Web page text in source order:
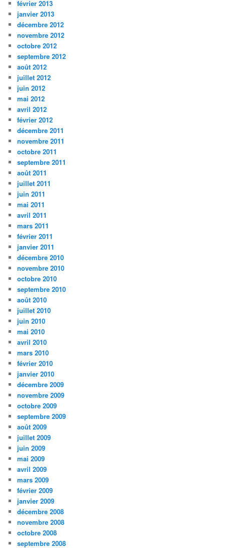
février 2013
janvier 2013
décembre 2012
novembre 2012
octobre 2012
septembre 2012
août 2012
juillet 2012
juin 2012
mai 2012
avril 2012
février 2012
décembre 2011
novembre 2011
octobre 2011
septembre 2011
août 2011
juillet 2011
juin 2011
mai 2011
avril 2011
mars 2011
février 2011
janvier 2011
décembre 2010
novembre 2010
octobre 2010
septembre 2010
août 2010
juillet 2010
juin 2010
mai 2010
avril 2010
mars 2010
février 2010
janvier 2010
décembre 2009
novembre 2009
octobre 2009
septembre 2009
août 2009
juillet 2009
juin 2009
mai 2009
avril 2009
mars 2009
février 2009
janvier 2009
décembre 2008
novembre 2008
octobre 2008
septembre 2008